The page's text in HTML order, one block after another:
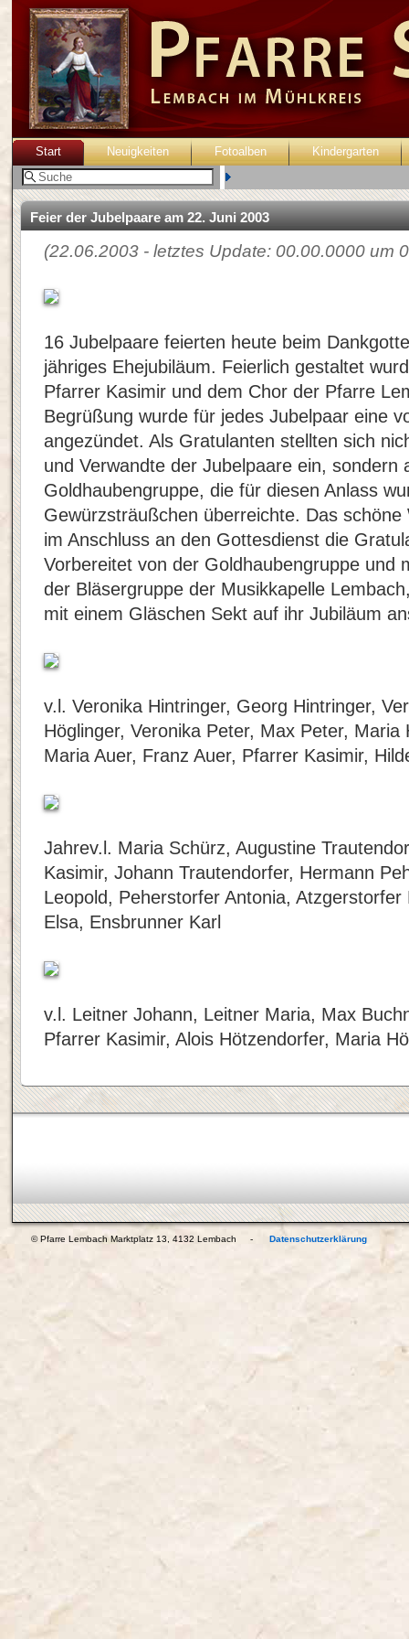
Start Neuigkeiten Fotoalben Kindergarten
Feier der Jubelpaare am 22. Juni 2003
(22.06.2003 - letztes Update: 00.00.0000 um
16 Jubelpaare feierten heute beim
jähriges Ehejubiläum. Feierlich gestaltet
Pfarrer Kasimir und dem Chor der Pfarre
Begrüßung wurde für jedes Jubelpaar eine
angezündet. Als Gratulanten stellten sich
und Verwandte der Jubelpaare ein, sondern
Goldhaubengruppe, die für diesen Anlass
Gewürzsträußchen überreichte. Das
im Anschluss an den Gottesdienst die
Vorbereitet von der Goldhaubengruppe und
der Bläsergruppe der Musikkapelle
mit einem Gläschen Sekt auf ihr Jubiläum
v.l. Veronika Hintringer, Georg Hintringer,
Höglinger, Veronika Peter, Max Peter, Maria
Maria Auer, Franz Auer, Pfarrer Kasimir,
Jahrev.l. Maria Schürz, Augustine
Kasimir, Johann Trautendorfer, Hermann
Leopold, Peherstorfer Antonia,
Elsa, Ensbrunner Karl
v.l. Leitner Johann, Leitner Maria, Max
Pfarrer Kasimir, Alois Hötzendorfer, Maria
© Pfarre Lembach Marktplatz 13, 4132 Lembach - Datenschutzerklärung